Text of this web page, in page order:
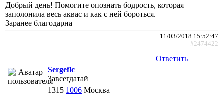
Добрый день! Помогите опознать бодрость, которая
заполонила весь аквас и как с ней бороться.
Заранее благодарна
11/03/2018 15:52:47
#2474422
Ответить
Sergeflc
Завсегдатай
1315 1006 Москва